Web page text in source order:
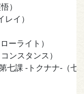
）
レイ）
ーライト）
ンスタンス）
七課 -トクナナ-（七